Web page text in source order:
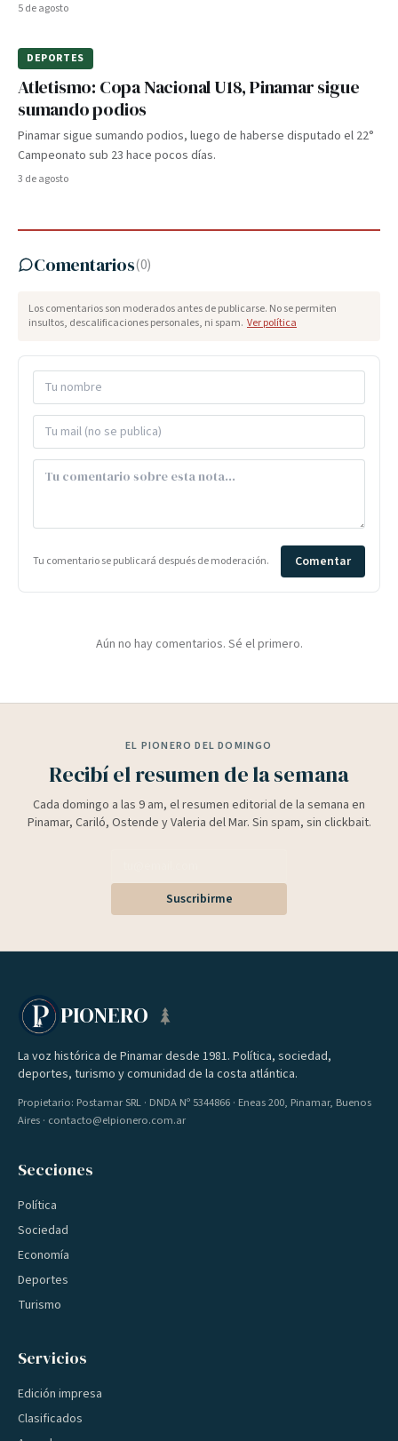
5 de agosto
DEPORTES
Atletismo: Copa Nacional U18, Pinamar sigue
sumando podios
Pinamar sigue sumando podios, luego de haberse disputado el 22°
Campeonato sub 23 hace pocos días.
3 de agosto
Comentarios(0)
Los comentarios son moderados antes de publicarse. No se permiten
insultos, descalificaciones personales, ni spam. Ver política
Tu comentario se publicará después de moderación. Comentar
Aún no hay comentarios. Sé el primero.
EL PIONERO DEL DOMINGO
Recibí el resumen de la semana
Cada domingo a las 9 am, el resumen editorial de la semana en
Pinamar, Cariló, Ostende y Valeria del Mar. Sin spam, sin clickbait.
Suscribirme
PIONERO
La voz histórica de Pinamar desde 1981. Política, sociedad,
deportes, turismo y comunidad de la costa atlántica.
Propietario: Postamar SRL · DNDA Nº 5344866 · Eneas 200, Pinamar, Buenos
Aires · contacto@elpionero.com.ar
Secciones
Política
Sociedad
Economía
Deportes
Turismo
Servicios
Edición impresa
Clasificados